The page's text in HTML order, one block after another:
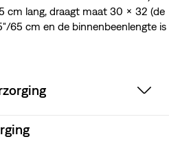
cm lang, draagt maat 30 x 32 (de
65 cm en de binnenbeenlengte is